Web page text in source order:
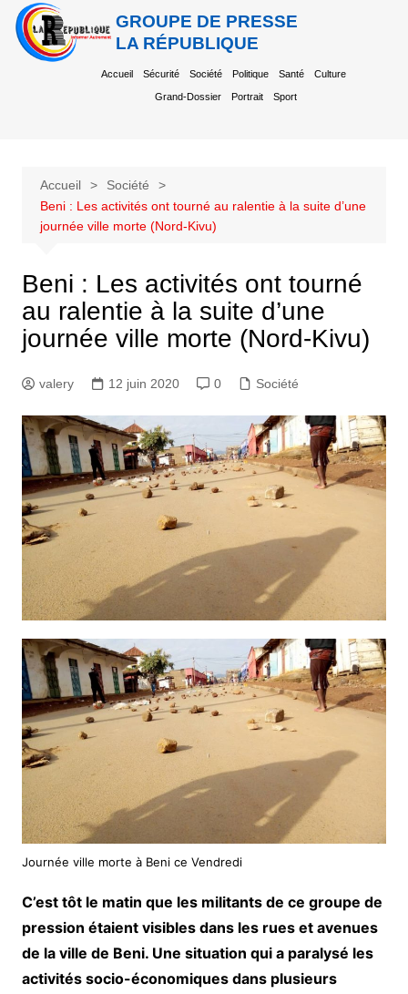
GROUPE DE PRESSE
LA RÉPUBLIQUE
Accueil Sécurité Société Politique Santé Culture
Grand-Dossier Portrait Sport
Accueil
Société
Beni : Les activités ont tourné au ralentie à la suite d’une
journée ville morte (Nord-Kivu)
Beni : Les activités ont tourné
au ralentie à la suite d’une
journée ville morte (Nord-Kivu)
valery 12 juin 2020 0 Société
Journée ville morte à Beni ce Vendredi
C’est tôt le matin que les militants de ce groupe de
pression étaient visibles dans les rues et avenues
de la ville de Beni. Une situation qui a paralysé les
activités socio-économiques dans plusieurs